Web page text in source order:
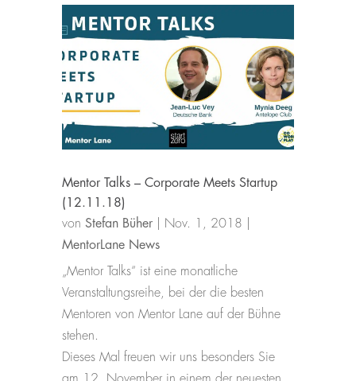
Mentor Talks – Corporate Meets Startup
(12.11.18)
vonStefan Büher Nov. 1, 2018
MentorLane News
„Mentor Talks“ ist eine monatliche
Veranstaltungsreihe, bei der die besten
Mentoren von Mentor Lane auf der Bühne
stehen.
Dieses Mal freuen wir uns besonders Sie
am 12. November in einem der neuesten